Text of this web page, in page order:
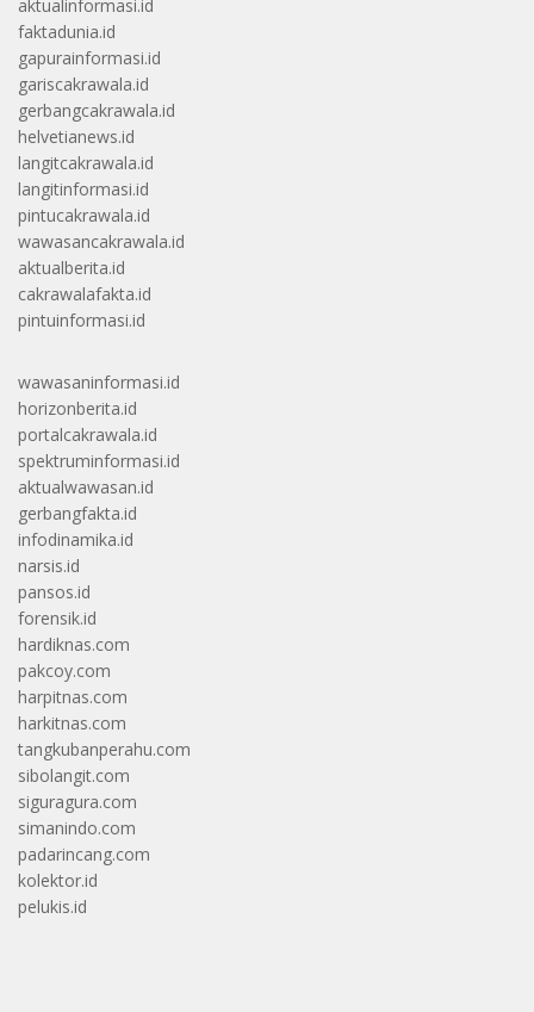
aktualinformasi.id
faktadunia.id
gapurainformasi.id
gariscakrawala.id
gerbangcakrawala.id
helvetianews.id
langitcakrawala.id
langitinformasi.id
pintucakrawala.id
wawasancakrawala.id
aktualberita.id
cakrawalafakta.id
pintuinformasi.id
wawasaninformasi.id
horizonberita.id
portalcakrawala.id
spektruminformasi.id
aktualwawasan.id
gerbangfakta.id
infodinamika.id
narsis.id
pansos.id
forensik.id
hardiknas.com
pakcoy.com
harpitnas.com
harkitnas.com
tangkubanperahu.com
sibolangit.com
siguragura.com
simanindo.com
padarincang.com
kolektor.id
pelukis.id